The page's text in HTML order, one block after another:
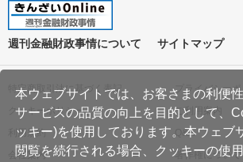
本ウェブサイトでは、お客さまの利便
サービスの品質の向上を目的として、
ッキー)を使用しております。本ウェブ
閲覧を続行される場合、クッキーの使
週刊金融財政事情について サイトマップ
特定商取引法に基づく表記
プライバシーポ
クッキーポリシー
ご利用案内
利用規約
Q&A
会社案内
著作権について